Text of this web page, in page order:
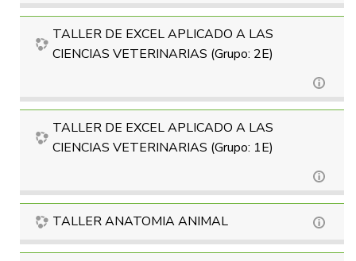
TALLER DE EXCEL APLICADO A LAS
CIENCIAS VETERINARIAS (Grupo: 2E)
TALLER DE EXCEL APLICADO A LAS
CIENCIAS VETERINARIAS (Grupo: 1E)
TALLER ANATOMIA ANIMAL